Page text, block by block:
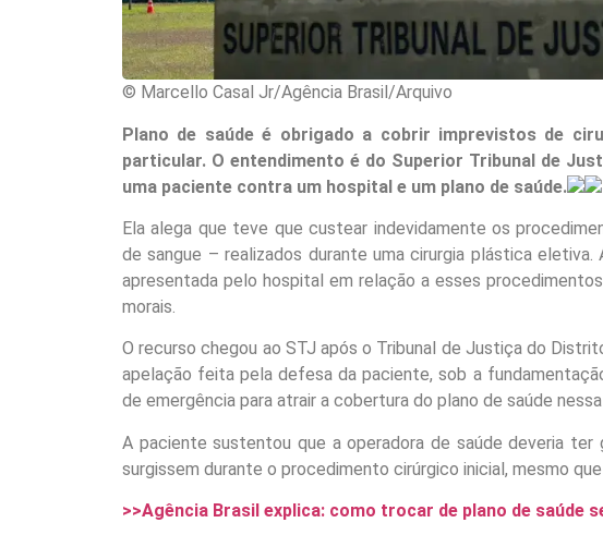
© Marcello Casal Jr/Agência Brasil/Arquivo
Plano de saúde é obrigado a cobrir imprevistos de
particular. O entendimento é do Superior Tribunal de
uma paciente contra um hospital e um plano de saúde.
Ela alega que teve que custear indevidamente os
de sangue – realizados durante uma cirurgia plástica
apresentada pelo hospital em relação a esses
morais.
O recurso chegou ao STJ após o Tribunal de Justiça do
apelação feita pela defesa da paciente, sob a
de emergência para atrair a cobertura do plano de saúde
A paciente sustentou que a operadora de saúde deveria ter
surgissem durante o procedimento cirúrgico inicial, mesmo
>>Agência Brasil explica: como trocar de plano de saúde